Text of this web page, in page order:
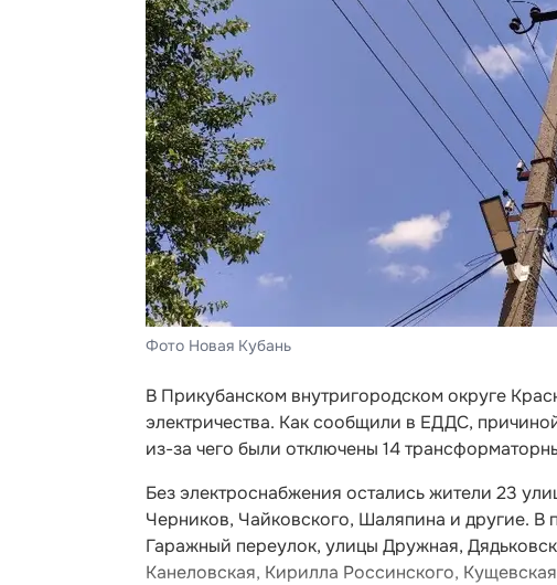
Фото Новая Кубань
В Прикубанском внутригородском округе
электричества. Как сообщили в ЕДДС,
из-за чего были отключены 14
Без электроснабжения остались жители 23
Черников, Чайковского, Шаляпина и другие. В
Гаражный переулок, улицы Дружная,
Канеловская, Кирилла Россинского,